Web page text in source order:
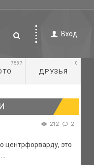
Вход
7587
ДРУЗЬЯ
0
212 2
центрфорварду, это